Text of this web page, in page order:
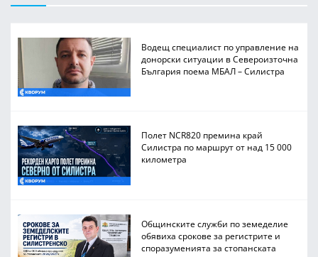
Водещ специалист по управление на
донорски ситуации в Североизточна
България поема МБАЛ – Силистра
Полет NCR820 премина край
Силистра по маршрут от над 15 000
километра
Общинските служби по земеделие
обявиха срокове за регистрите и
споразуменията за стопанската